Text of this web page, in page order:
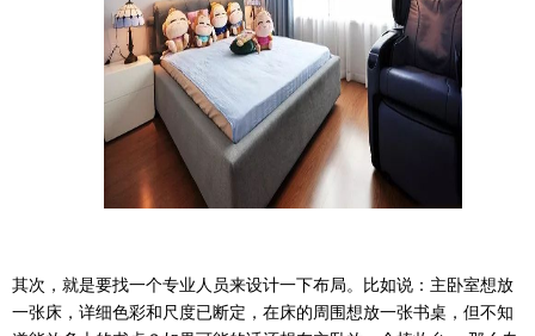
其次，就是要找一个专业人员来设计一下布局。比如说：主卧室想放
一张床，详细色彩和尺度已断定，在床的周围想放一张书桌，但不知